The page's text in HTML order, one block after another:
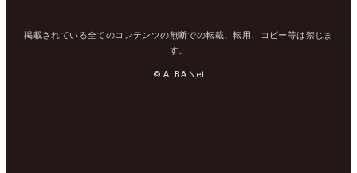
掲載されている全てのコンテンツの無断での転載、転用、コピー等は禁じま
す。
© ALBA Net